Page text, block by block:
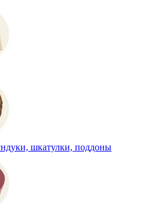
шкатулки, поддоны